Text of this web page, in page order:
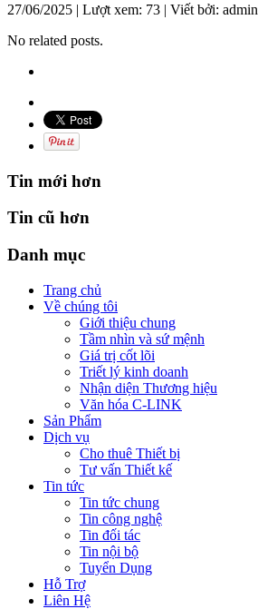
27/06/2025 | Lượt xem: 73 | Viết bởi: admin
No related posts.
Tin mới hơn
Tin cũ hơn
Danh mục
Trang chủ
Về chúng tôi
Giới thiệu chung
Tầm nhìn và sứ mệnh
Giá trị cốt lõi
Triết lý kinh doanh
Nhận diện Thương hiệu
Văn hóa C-LINK
Sản Phẩm
Dịch vụ
Cho thuê Thiết bị
Tư vấn Thiết kế
Tin tức
Tin tức chung
Tin công nghệ
Tin đối tác
Tin nội bộ
Tuyển Dụng
Hỗ Trợ
Liên Hệ